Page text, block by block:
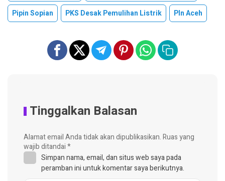
Pipin Sopian PKS Desak Pemulihan Listrik Pln Aceh
Tinggalkan Balasan
Alamat email Anda tidak akan dipublikasikan.Ruas yang
wajib ditandai*
Simpan nama, email, dan situs web saya pada
peramban ini untuk komentar saya berikutnya.